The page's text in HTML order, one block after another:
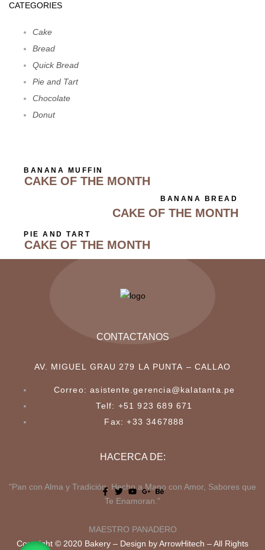
CATEGORIES
Cake
Bread
Quick Bread
Pie and Tart
Chocolate
Donut
BANANA MUFFIN
CAKE OF THE MONTH
BANANA BREAD
CAKE OF THE MONTH
PIE AND TART
CAKE OF THE MONTH
CONTACTANOS
AV. MIGUEL GRAU 279 LA PUNTA – CALLAO
Correo: asistente.gerencia@kalatanta.pe
Telf: +51 923 689 671
Fax: +33 3467888
HACERCA DE:
"Pan con Alma y Tradición, Hecho a Mano con Amor, Sabores que
Te Enamoran."
MAESTRO PANADERO
Copyright © 2020 Bakery – Design by ArrowHitech – All Rights